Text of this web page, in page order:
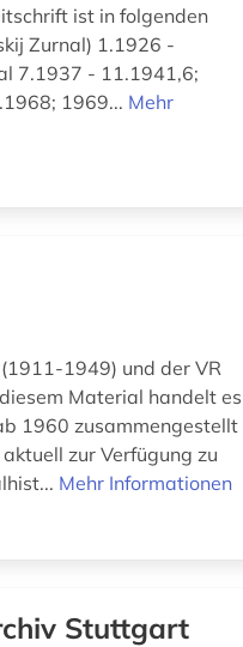
ist in folgenden
Zurnal) 1.1926 -
7.1937 - 11.1941,6;
1969... Mehr
1949) und der VR
Material handelt es
1960 zusammengestellt
zur Verfügung zu
Mehr Informationen
Stuttgart